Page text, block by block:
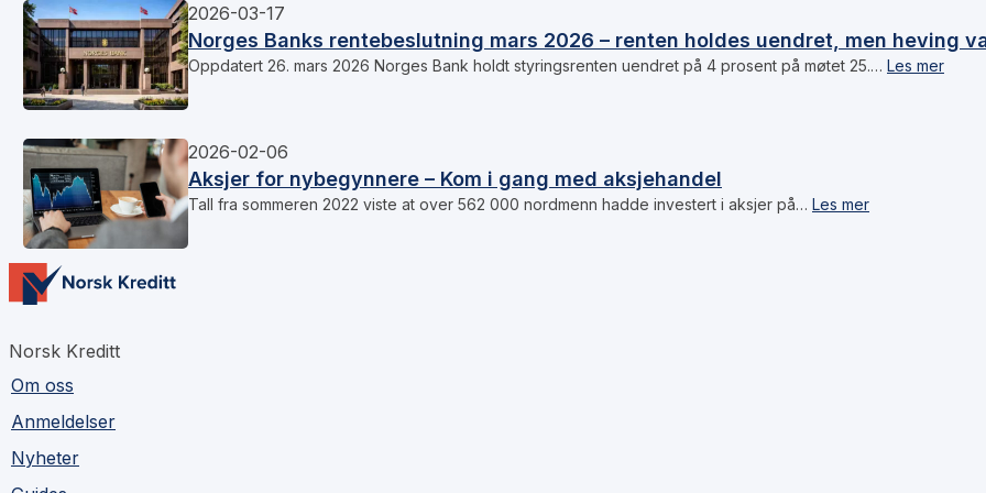
2026-03-17
Norges Banks rentebeslutning mars 2026 – renten holdes uendret, men heving
Oppdatert 26. mars 2026 Norges Bank holdt styringsrenten uendret på 4 prosent på møtet 25.… Les mer
2026-02-06
Aksjer for nybegynnere – Kom i gang med aksjehandel
Tall fra sommeren 2022 viste at over 562 000 nordmenn hadde investert i aksjer på… Les mer
Norsk Kreditt
Om oss
Anmeldelser
Nyheter